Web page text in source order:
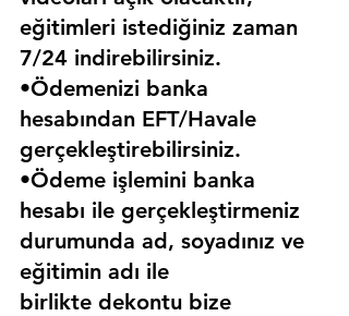
eğitimleri istediğiniz zaman
7/24 indirebilirsiniz.
•Ödemenizi banka
hesabından EFT/Havale
gerçekleştirebilirsiniz.
•Ödeme işlemini banka
hesabı ile gerçekleştirmeniz
durumunda ad, soyadınız ve
eğitimin adı ile
birlikte dekontu bize